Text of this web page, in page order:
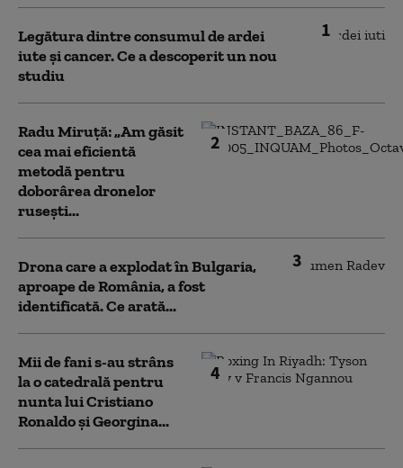
1
Legătura dintre consumul de ardei
iute și cancer. Ce a descoperit un nou
studiu
2
Radu Miruță: „Am găsit
cea mai eficientă
metodă pentru
doborârea dronelor
rusești...
3
Drona care a explodat în Bulgaria,
aproape de România, a fost
identificată. Ce arată...
4
Mii de fani s-au strâns
la o catedrală pentru
nunta lui Cristiano
Ronaldo şi Georgina...